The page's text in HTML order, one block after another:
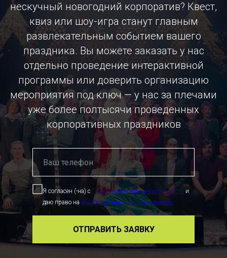
нескучный новогодний корпоратив? Квест,
квиз или шоу-игра станут главным
развлекательным событием вашего
праздника. Вы можете заказать у нас
отдельно проведение интерактивной
программы или доверить организацию
мероприятия под ключ — у нас за плечами
уже более полтысячи проведенных
корпоративных праздников
Я согласен (-на) с Политикой конфиденциальности и
даю право на обработку персональных данных
ОТПРАВИТЬ ЗАЯВКУ